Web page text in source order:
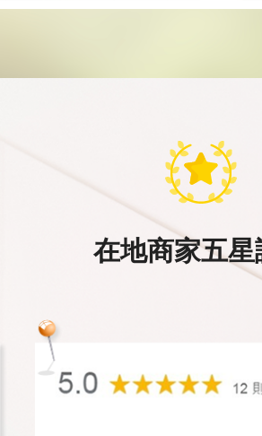
在地商家五星